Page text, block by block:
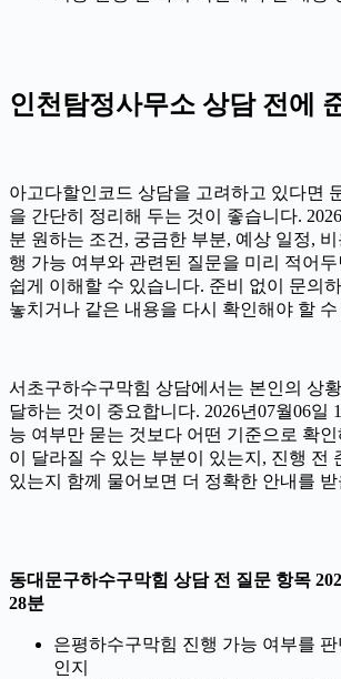
인천탐정사무소 상담 전에
아고다할인코드 상담을 고려하고 있다면
을 간단히 정리해 두는 것이 좋습니다.
분 원하는 조건, 궁금한 부분, 예상 일정,
행 가능 여부와 관련된 질문을 미리 적어
쉽게 이해할 수 있습니다. 준비 없이 문의
놓치거나 같은 내용을 다시 확인해야 할
서초구하수구막힘 상담에서는 본인의 상
달하는 것이 중요합니다. 2026년07월06일
능 여부만 묻는 것보다 어떤 기준으로 확
이 달라질 수 있는 부분이 있는지, 진행 전
있는지 함께 물어보면 더 정확한 안내를
동대문구하수구막힘 상담 전 질문 항목
28분
은평하수구막힘 진행 가능 여부를
인지